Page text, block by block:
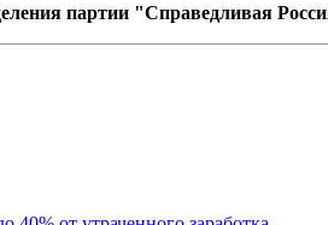
партии "Справедливая